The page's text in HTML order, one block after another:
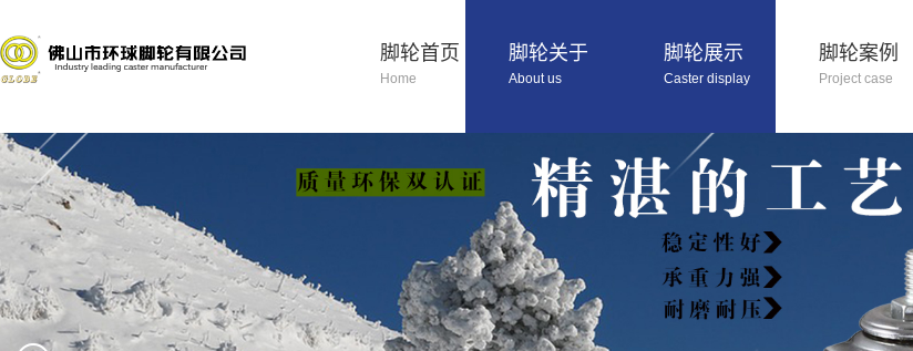
脚轮首页
Home
脚轮关于
About us
脚轮展示
Caster display
脚轮案例
Project case